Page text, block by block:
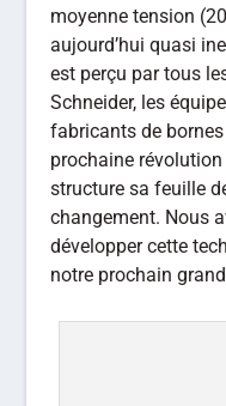
développer cette
notre prochain
Poussée par Nvidia,
courant continu à
technologique sur
Quels sont les défis
récents de la